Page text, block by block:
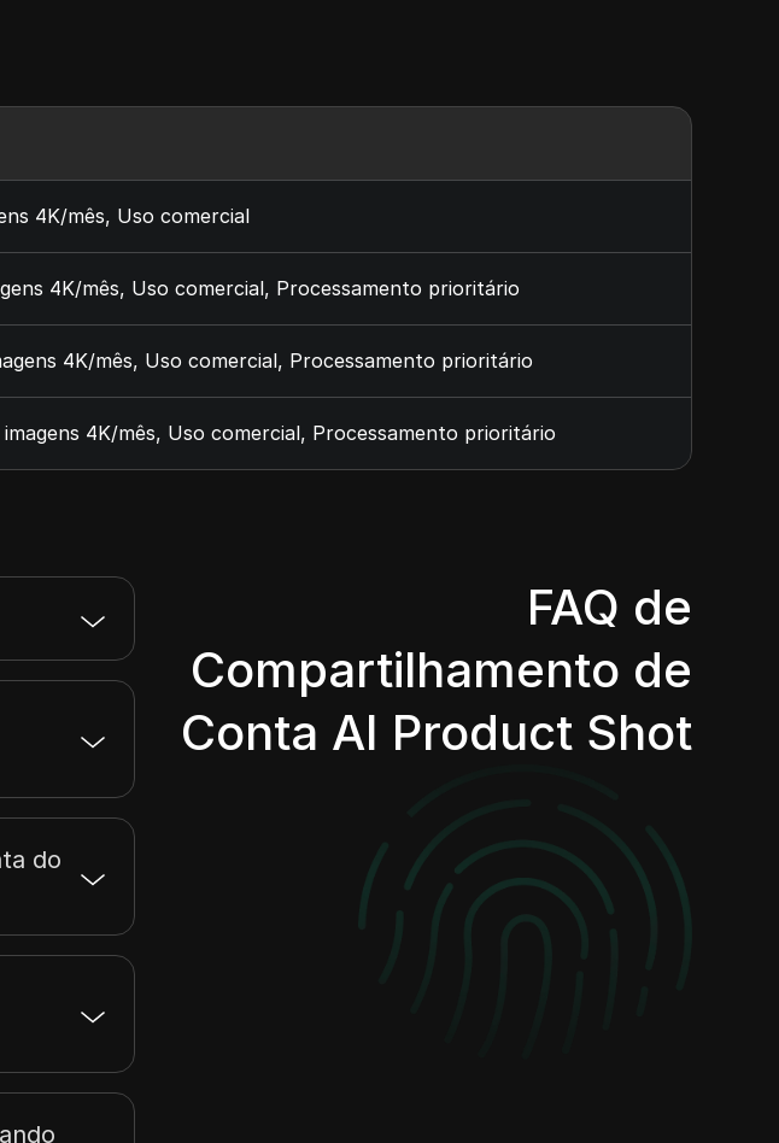
4K/mês, Uso comercial
4K/mês, Uso comercial, Processamento prioritário
4K/mês, Uso comercial, Processamento prioritário
4K/mês, Uso comercial, Processamento prioritário
FAQ de
Compartilhamento de
Conta AI Product Shot
do